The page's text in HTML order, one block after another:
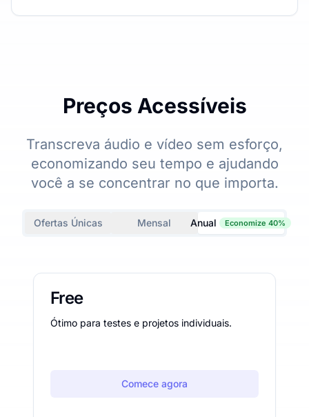
Preços Acessíveis
Transcreva áudio e vídeo sem esforço,
economizando seu tempo e ajudando
você a se concentrar no que importa.
Ofertas Únicas Mensal Anual Economize 40%
Free
Ótimo para testes e projetos individuais.
Comece agora